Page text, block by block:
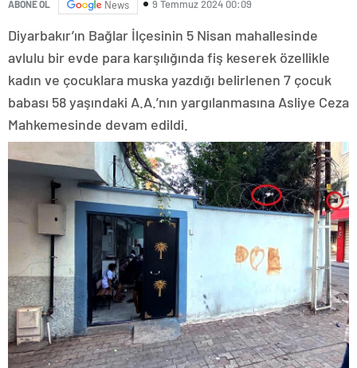
ABONE OL News 9 Temmuz 2024 00:09
Diyarbakır’ın Bağlar İlçesinin 5 Nisan mahallesinde
avlulu bir evde para karşılığında fiş keserek özellikle
kadın ve çocuklara muska yazdığı belirlenen 7 çocuk
babası 58 yaşındaki A.A.’nın yargılanmasına Asliye Ceza
Mahkemesinde devam edildi.